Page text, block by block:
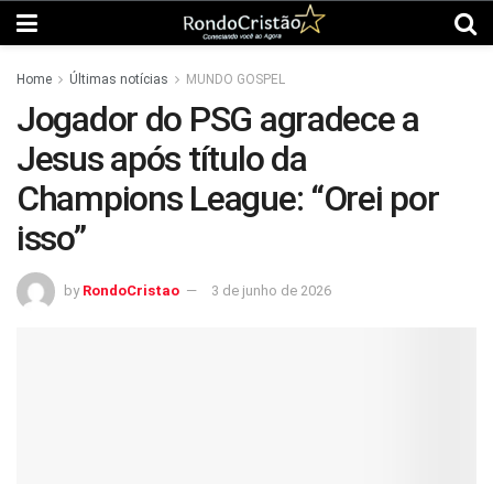
Home Últimas notícias MUNDO GOSPEL
Jogador do PSG agradece a
Jesus após título da
Champions League: “Orei por
isso”
by RondoCristao 3 de junho de 2026